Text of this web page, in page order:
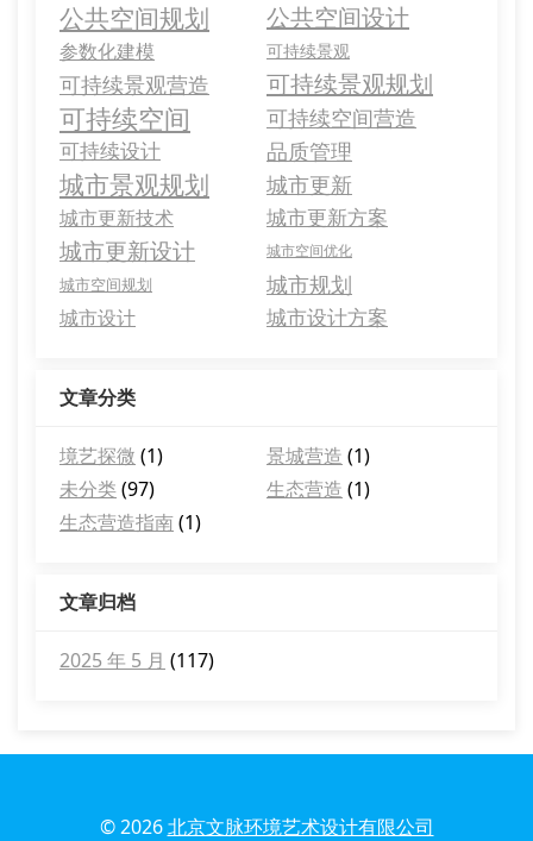
公共空间规划 公共空间设计
参数化建模 可持续景观
可持续景观营造 可持续景观规划
可持续空间 可持续空间营造
可持续设计 品质管理
城市景观规划 城市更新
城市更新技术 城市更新方案
城市更新设计 城市空间优化
城市空间规划 城市规划
城市设计 城市设计方案
文章分类
境艺探微 (1) 景城营造 (1)
未分类(97) 生态营造 (1)
生态营造指南(1)
文章归档
2025 年 5 月 (117)
© 2026北京文脉环境艺术设计有限公司